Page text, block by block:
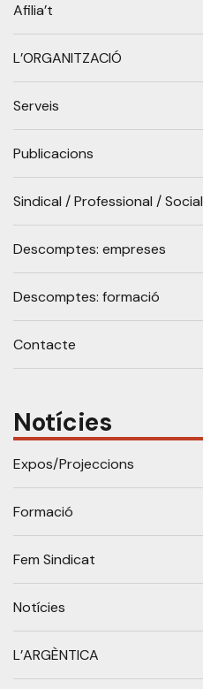
Afilia’t
L’ORGANITZACIÓ
Serveis
Publicacions
Sindical / Professional / Social
Descomptes: empreses
Descomptes: formació
Contacte
Notícies
Expos/Projeccions
Formació
Fem Sindicat
Notícies
L’ARGÈNTICA